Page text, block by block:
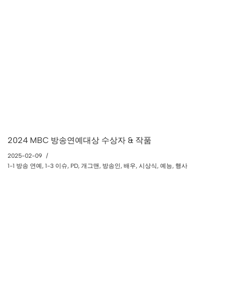
2024 MBC 방송연예대상 수상자 & 작품
2025-02-09
1-1 방송 연예, 1-3 이슈, PD, 개그맨, 방송인, 배우, 시상식, 예능, 행사